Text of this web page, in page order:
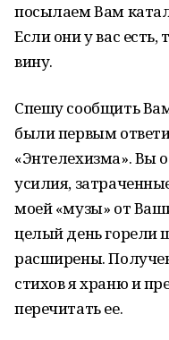
посылаем Вам
Если они у вас есть,
вину.
Спешу сообщить
были первым
«Энтелехизма». Вы
усилия,
моей «музы» от
целый день горели
расширены.
стихов я храню и
перечитать ее.